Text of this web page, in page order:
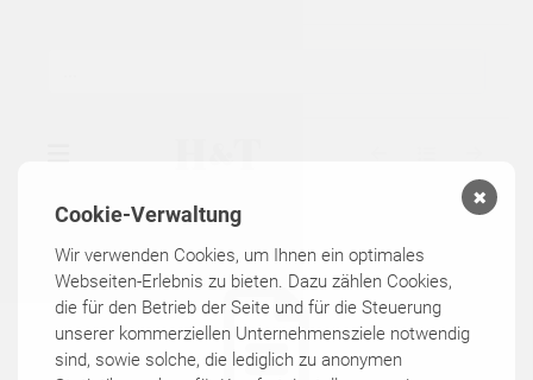
GALERIE
AUSSTELLUNGEN
Cookie-Verwaltung
Wir verwenden Cookies, um Ihnen ein optimales
Webseiten-Erlebnis zu bieten. Dazu zählen Cookies,
die für den Betrieb der Seite und für die Steuerung
unserer kommerziellen Unternehmensziele notwendig
sind, sowie solche, die lediglich zu anonymen
✖